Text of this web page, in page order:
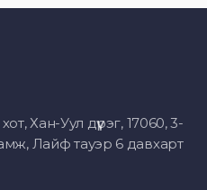
Хан-Уул дүүрэг, 17060, 3-
Лайф тауэр 6 давхарт